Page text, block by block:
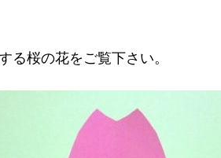
る桜の花をご覧下さい。